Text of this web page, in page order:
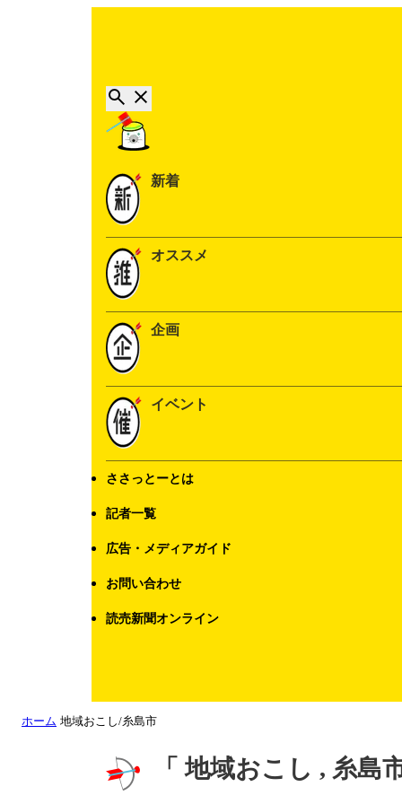
新着
オススメ
企画
イベント
ささっとーとは
記者一覧
広告・メディアガイド
お問い合わせ
読売新聞オンライン
ホーム 地域おこし/糸島市
「 地域おこし , 糸島